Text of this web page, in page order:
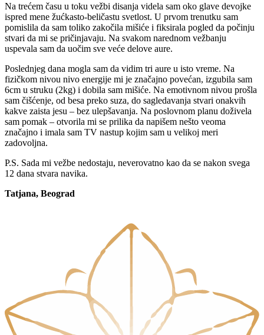
Na trećem času u toku vežbi disanja videla sam oko glave devojke
ispred mene žućkasto-beličastu svetlost. U prvom trenutku sam
pomislila da sam toliko zakočila mišiće i fiksirala pogled da počinju
stvari da mi se pričinjavaju. Na svakom narednom vežbanju
uspevala sam da uočim sve veće delove aure.
Poslednjeg dana mogla sam da vidim tri aure u isto vreme. Na
fizičkom nivou nivo energije mi je značajno povećan, izgubila sam
6cm u struku (2kg) i dobila sam mišiće. Na emotivnom nivou prošla
sam čišćenje, od besa preko suza, do sagledavanja stvari onakvih
kakve zaista jesu – bez ulepšavanja. Na poslovnom planu doživela
sam pomak – otvorila mi se prilika da napišem nešto veoma
značajno i imala sam TV nastup kojim sam u velikoj meri
zadovoljna.
P.S. Sada mi vežbe nedostaju, neverovatno kao da se nakon svega
12 dana stvara navika.
Tatjana, Beograd